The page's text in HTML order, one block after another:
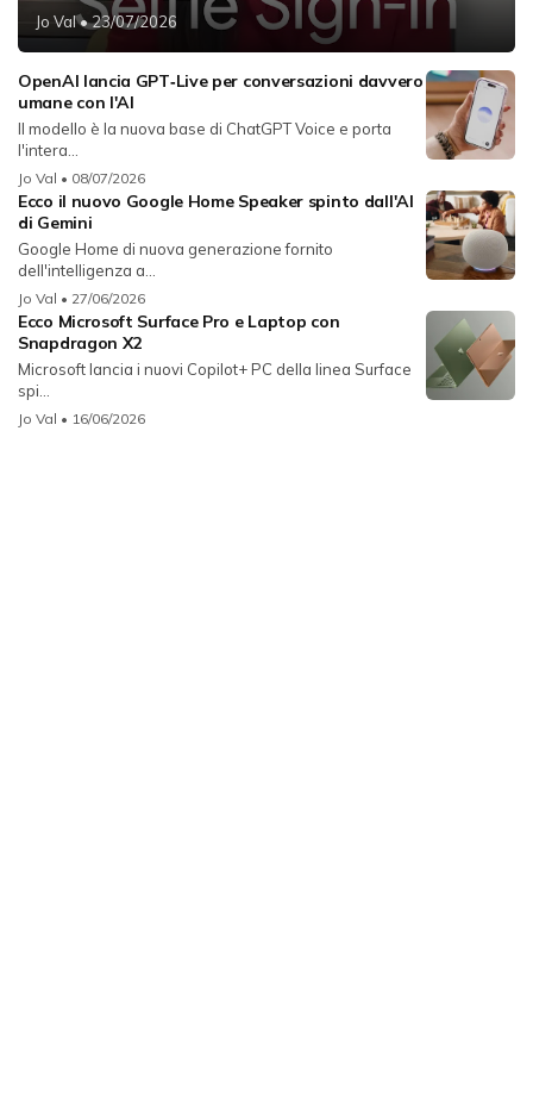
Jo Val• 23/07/2026
OpenAI lancia GPT‑Live per conversazioni davvero
umane con l'AI
Il modello è la nuova base di ChatGPT Voice e porta
l'intera...
Jo Val • 08/07/2026
Ecco il nuovo Google Home Speaker spinto dall'AI
di Gemini
Google Home di nuova generazione fornito
dell'intelligenza a...
Jo Val • 27/06/2026
Ecco Microsoft Surface Pro e Laptop con
Snapdragon X2
Microsoft lancia i nuovi Copilot+ PC della linea Surface
spi...
Jo Val • 16/06/2026